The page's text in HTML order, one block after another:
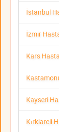
İstanbul
İzmir
Kars
Kayseri
Kırklareli